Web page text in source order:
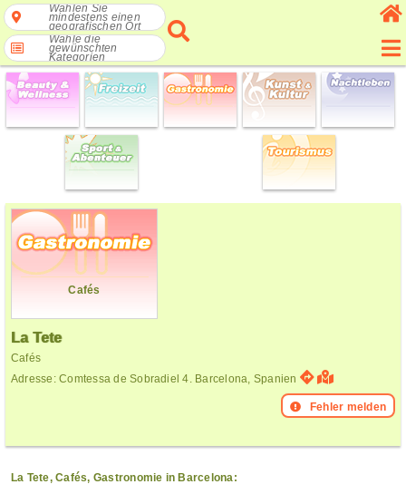
Wählen Sie
mindestens einen
geografischen Ort
Wähle die
gewünschten
Kategorien
Cafés
La Tete
Cafés
Adresse: Comtessa de Sobradiel 4. Barcelona, Spanien
Fehler melden
La Tete, Cafés, Gastronomie in Barcelona: